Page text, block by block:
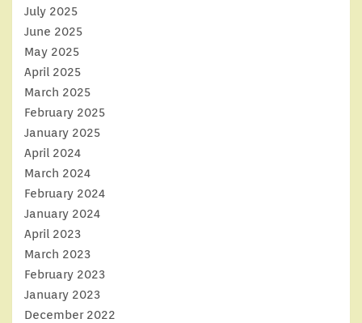
July 2025
June 2025
May 2025
April 2025
March 2025
February 2025
January 2025
April 2024
March 2024
February 2024
January 2024
April 2023
March 2023
February 2023
January 2023
December 2022